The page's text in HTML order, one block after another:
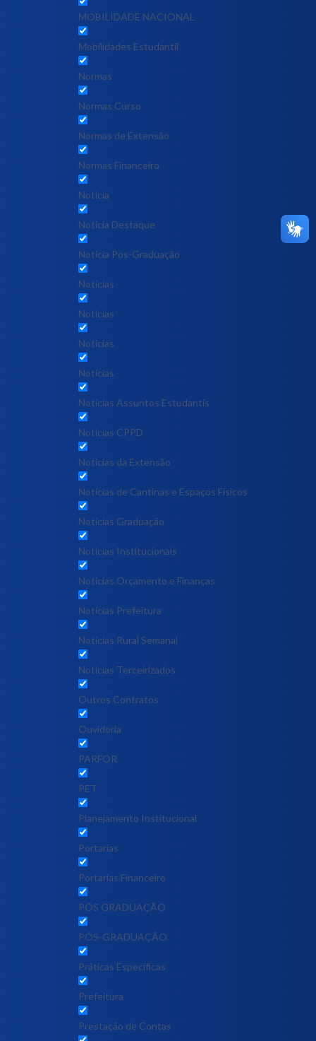
MOBILIDADE NACIONAL
Mobilidades Estudantil
Normas
Normas Curso
Normas de Extensão
Normas Financeiro
Notícia
Notícia Destaque
Noticia Pós-Graduação
Notícias
Notícias
Notícias
Notícias
Notícias Assuntos Estudantis
Notícias CPPD
Notícias da Extensão
Notícias de Cantinas e Espaços Físicos
Notícias Graduação
Notícias Institucionais
Notícias Orçamento e Finanças
Notícias Prefeitura
Notícias Rural Semanal
Notícias Terceirizados
Outros Contratos
Ouvidoria
PARFOR
PET
Planejamento Institucional
Portarias
Portarias Financeiro
PÓS GRADUAÇÃO
PÓS-GRADUAÇÃO
Práticas Específicas
Prefeitura
Prestação de Contas